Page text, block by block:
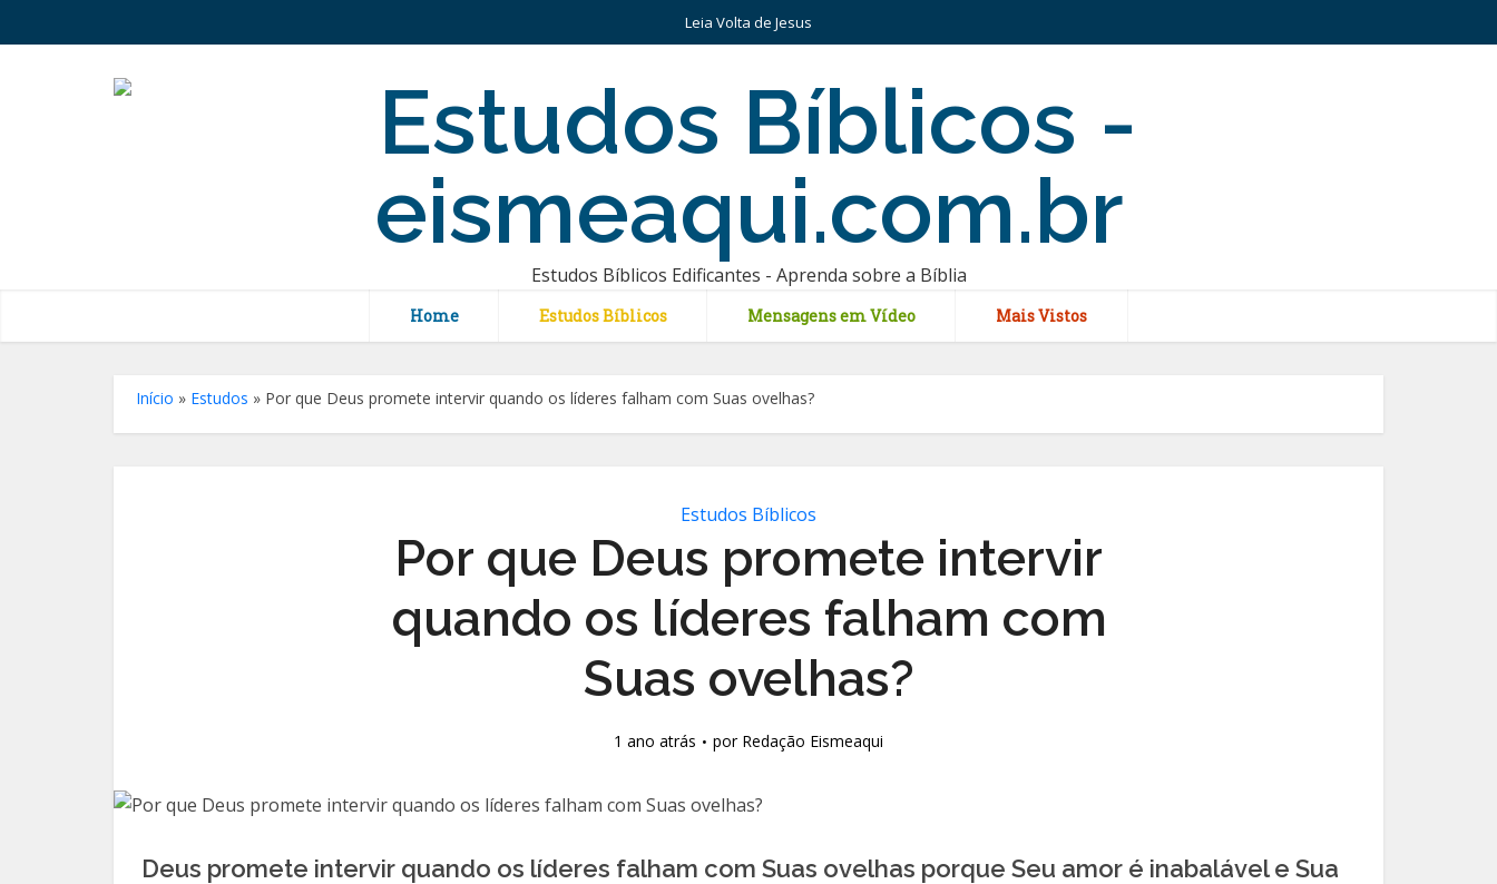
Leia Volta de Jesus
Estudos Bíblicos Edificantes - Aprenda sobre a Bíblia
Home Estudos Bíblicos Mensagens em Vídeo Mais Vistos
Início » Estudos » Por que Deus promete intervir quando os líderes falham com Suas ovelhas?
Estudos Bíblicos
Por que Deus promete intervir
quando os líderes falham com
Suas ovelhas?
1 ano atrás por Redação Eismeaqui
Deus promete intervir quando os líderes falham com Suas ovelhas porque Seu amor é inabalável e Sua